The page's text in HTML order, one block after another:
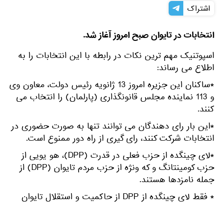
اشتراک
انتخابات در تایوان صبح امروز آغاز شد.
اسپوتنیک مهم ترین نکات در رابطه با این انتخابات را به
اطلاع می رساند:
*ساکنان این جزیره امروز 13 ژانویه رئیس دولت، معاون وی
و 113 نماینده مجلس قانونگذاری (پارلمان) را انتخاب می
کنند.
*این بار رای دهندگان می توانند تنها به صورت حضوری در
انتخابات شرکت کنند، رای گیری از راه دور ممنوع است.
*لای چینگده از حزب فعلی در قدرت (DPP)، هو یویی از
حزب کومینتانگ و که ونژه از حزب مردم تایوان (DPP) از
جمله نامزدها هستند.
* فقط لای چینگده از DPP از حاکمیت و استقلال تایوان